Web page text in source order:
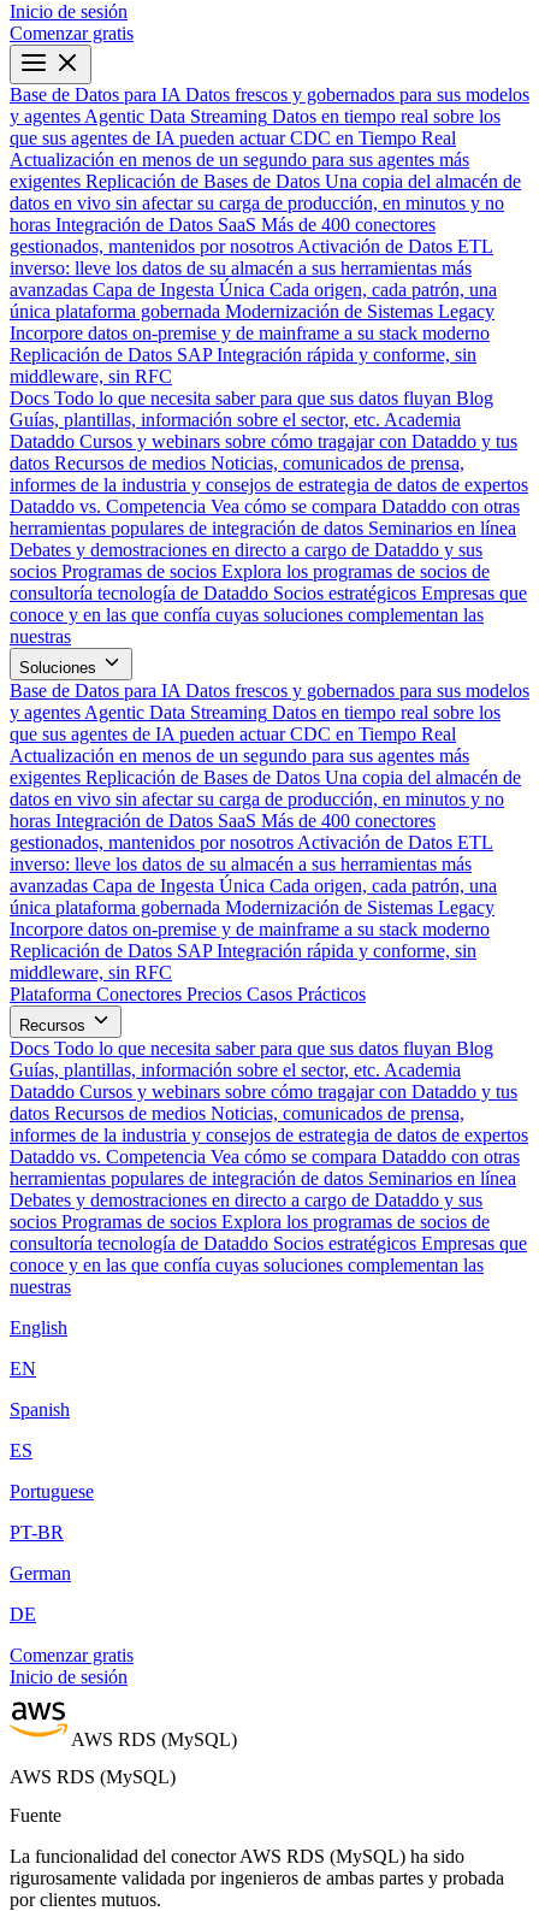
Inicio de sesión
Comenzar gratis
Base de Datos para IA Datos frescos y gobernados para sus modelos
y agentes Agentic Data Streaming Datos en tiempo real sobre los
que sus agentes de IA pueden actuar CDC en Tiempo Real
Actualización en menos de un segundo para sus agentes más
exigentes Replicación de Bases de Datos Una copia del almacén de
datos en vivo sin afectar su carga de producción, en minutos y no
horas Integración de Datos SaaS Más de 400 conectores
gestionados, mantenidos por nosotros Activación de Datos ETL
inverso: lleve los datos de su almacén a sus herramientas más
avanzadas Capa de Ingesta Única Cada origen, cada patrón, una
única plataforma gobernada Modernización de Sistemas Legacy
Incorpore datos on-premise y de mainframe a su stack moderno
Replicación de Datos SAP Integración rápida y conforme, sin
middleware, sin RFC
Docs Todo lo que necesita saber para que sus datos fluyan Blog
Guías, plantillas, información sobre el sector, etc. Academia
Dataddo Cursos y webinars sobre cómo tragajar con Dataddo y tus
datos Recursos de medios Noticias, comunicados de prensa,
informes de la industria y consejos de estrategia de datos de expertos
Dataddo vs. Competencia Vea cómo se compara Dataddo con otras
herramientas populares de integración de datos Seminarios en línea
Debates y demostraciones en directo a cargo de Dataddo y sus
socios Programas de socios Explora los programas de socios de
consultoría tecnología de Dataddo Socios estratégicos Empresas que
conoce y en las que confía cuyas soluciones complementan las
nuestras
Soluciones
Base de Datos para IA Datos frescos y gobernados para sus modelos
y agentes Agentic Data Streaming Datos en tiempo real sobre los
que sus agentes de IA pueden actuar CDC en Tiempo Real
Actualización en menos de un segundo para sus agentes más
exigentes Replicación de Bases de Datos Una copia del almacén de
datos en vivo sin afectar su carga de producción, en minutos y no
horas Integración de Datos SaaS Más de 400 conectores
gestionados, mantenidos por nosotros Activación de Datos ETL
inverso: lleve los datos de su almacén a sus herramientas más
avanzadas Capa de Ingesta Única Cada origen, cada patrón, una
única plataforma gobernada Modernización de Sistemas Legacy
Incorpore datos on-premise y de mainframe a su stack moderno
Replicación de Datos SAP Integración rápida y conforme, sin
middleware, sin RFC
Plataforma Conectores Precios Casos Prácticos
Recursos
Docs Todo lo que necesita saber para que sus datos fluyan Blog
Guías, plantillas, información sobre el sector, etc. Academia
Dataddo Cursos y webinars sobre cómo tragajar con Dataddo y tus
datos Recursos de medios Noticias, comunicados de prensa,
informes de la industria y consejos de estrategia de datos de expertos
Dataddo vs. Competencia Vea cómo se compara Dataddo con otras
herramientas populares de integración de datos Seminarios en línea
Debates y demostraciones en directo a cargo de Dataddo y sus
socios Programas de socios Explora los programas de socios de
consultoría tecnología de Dataddo Socios estratégicos Empresas que
conoce y en las que confía cuyas soluciones complementan las
nuestras
English
EN
Spanish
ES
Portuguese
PT-BR
German
DE
Comenzar gratis
Inicio de sesión
AWS RDS (MySQL)
AWS RDS (MySQL)
Fuente
La funcionalidad del conector AWS RDS (MySQL) ha sido
rigurosamente validada por ingenieros de ambas partes y probada
por clientes mutuos.